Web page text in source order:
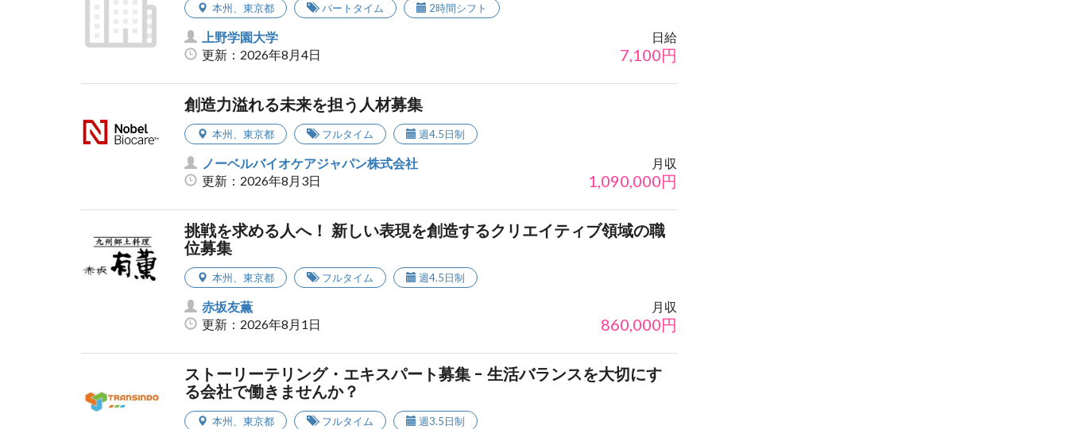
本州、 東京都 パートタイム 2時間シフト
上野学園大学
更新：2026年8月4日
日給
7,100円
創造力溢れる未来を担う人材募集
本州、 東京都 フルタイム 週4.5日制
ノーベルバイオケアジャパン株式会社
更新：2026年8月3日
月収
1,090,000円
挑戦を求める人へ！ 新しい表現を創造するクリエイティブ領域の職
位募集
本州、 東京都 フルタイム 週4.5日制
赤坂友薫
更新：2026年8月1日
月収
860,000円
ストーリーテリング・エキスパート募集 - 生活バランスを大切にす
る会社で働きませんか？
本州、 東京都 フルタイム 週3.5日制